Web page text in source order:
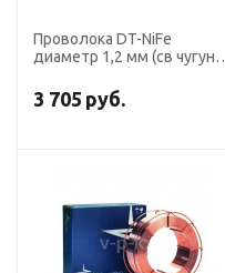
Проволока DT-NiFe
диаметр 1,2 мм (св чугуна
3 705 руб.